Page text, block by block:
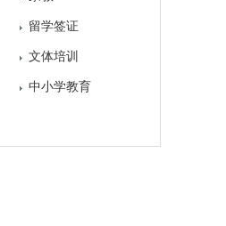
留学签证
文体培训
中小学教育